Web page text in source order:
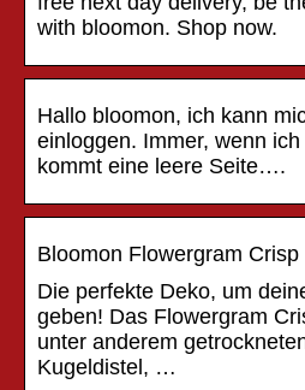
with bloomon. Shop now.
Hallo bloomon, ich kann
einloggen. Immer, wenn ich
kommt eine leere Seite….
Bloomon Flowergram Crisp
Die perfekte Deko, um
geben! Das Flowergram
unter anderem
Kugeldistel, …